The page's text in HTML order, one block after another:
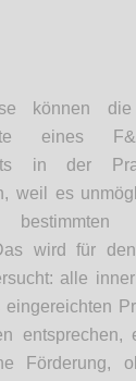
können
eines
in der
weil es
wird für den
alle
eingereichten
entsprechen,
Förderung,